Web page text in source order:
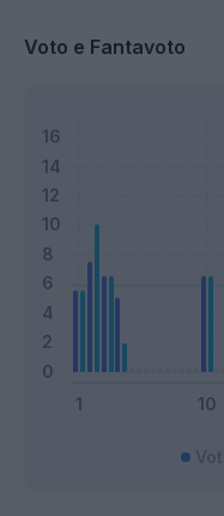
Voto e Fantavoto